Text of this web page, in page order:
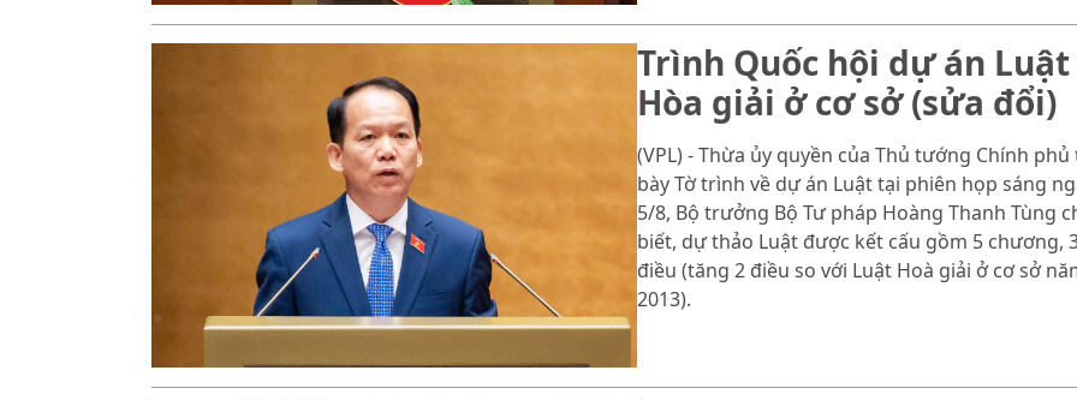
Trình Quốc hội dự án Luật
Hòa giải ở cơ sở (sửa đổi)
(VPL) - Thừa ủy quyền của Thủ tướng Chính
bày Tờ trình về dự án Luật tại phiên họp sáng
5/8, Bộ trưởng Bộ Tư pháp Hoàng Thanh Tùng
biết, dự thảo Luật được kết cấu gồm 5 chương,
điều (tăng 2 điều so với Luật Hoà giải ở cơ sở
2013).